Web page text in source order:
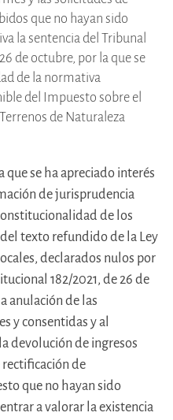
que no hayan sido
la sentencia del Tribunal
de octubre, por la que se
de la normativa
del Impuesto sobre el
de Naturaleza
que se ha apreciado interés
de jurisprudencia
de los
del texto refundido de la Ley
declarados nulos por
182/2021, de 26 de
anulación de las
y consentidas y al
devolución de ingresos
de
que no hayan sido
a valorar la existencia